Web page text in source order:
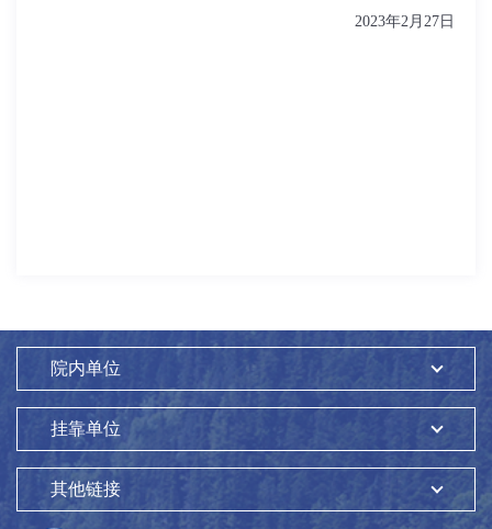
2023年2 月 27日
院内单位
挂靠单位
其他链接